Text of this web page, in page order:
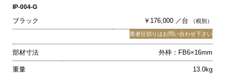
IP-004-G
ブラック ￥176,000 ／台 （税別）
業者仕切りはお問い合わせ下さい
部材寸法 外枠：FB6×16mm
重量 13.0kg